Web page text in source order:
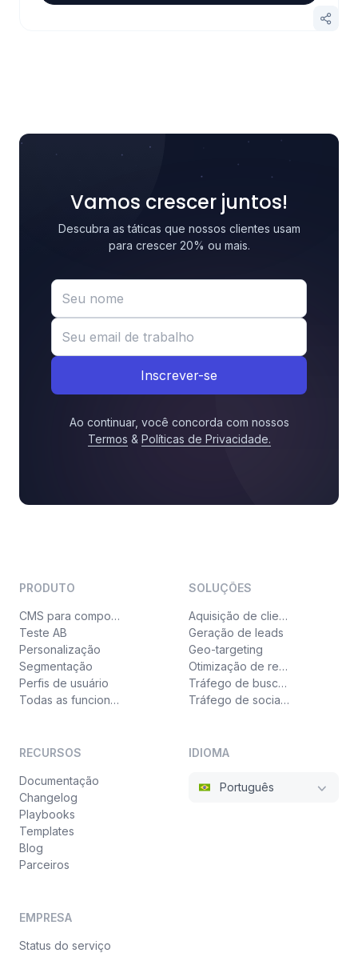
Vamos crescer juntos!
Descubra as táticas que nossos clientes usam
para crescer 20% ou mais.
Inscrever-se
Ao continuar, você concorda com nossos
Termos & Políticas de Privacidade.
PRODUTO
CMS para componentes
Teste AB
Personalização
Segmentação
Perfis de usuário
Todas as funcionalidades
SOLUÇÕES
Aquisição de clientes
Geração de leads
Geo-targeting
Otimização de receita
Tráfego de busca paga
Tráfego de social ads
RECURSOS
Documentação
Changelog
Playbooks
Templates
Blog
Parceiros
EMPRESA
Status do serviço
IDIOMA
Português